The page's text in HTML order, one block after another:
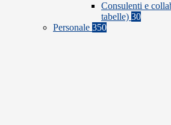
Consulenti e
tabelle) 30
Personale 350